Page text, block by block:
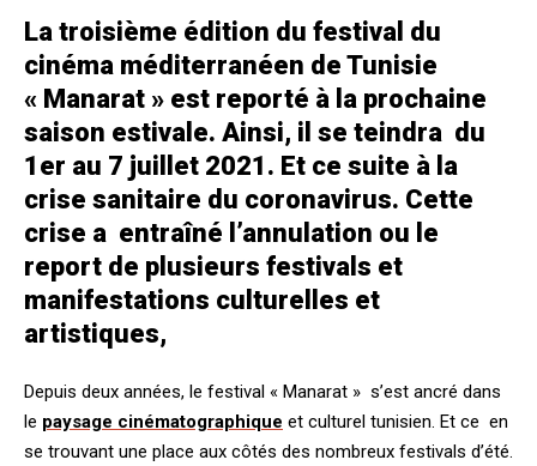
La troisième édition du festival du
cinéma méditerranéen de Tunisie
« Manarat » est reporté à la prochaine
saison estivale. Ainsi, il se teindra du
1er au 7 juillet 2021. Et ce suite à la
crise sanitaire du coronavirus. Cette
crise a entraîné l’annulation ou le
report de plusieurs festivals et
manifestations culturelles et
artistiques,
Depuis deux années, le festival « Manarat » s’est ancré dans
le paysage cinématographique et culturel tunisien. Et ce en
se trouvant une place aux côtés des nombreux festivals d’été.